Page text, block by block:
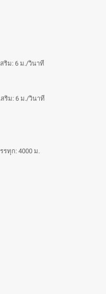
ริม: 6 ม./วินาที
ริม: 6 ม./วินาที
ทุก: 4000 ม.